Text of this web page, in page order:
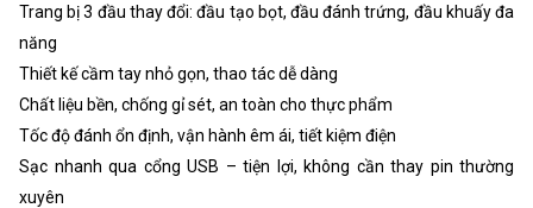
Trang bị 3 đầu thay đổi: đầu tạo bọt, đầu đánh trứng, đầu khuấy đa
năng
Thiết kế cầm tay nhỏ gọn, thao tác dễ dàng
Chất liệu bền, chống gỉ sét, an toàn cho thực phẩm
Tốc độ đánh ổn định, vận hành êm ái, tiết kiệm điện
Sạc nhanh qua cổng USB – tiện lợi, không cần thay pin thường
xuyên